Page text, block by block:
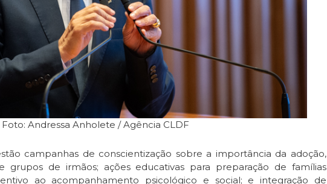
Foto: Andressa Anholete / Agência CLDF
campanhas de conscientização sobre a importância da adoção,
grupos de irmãos; ações educativas para preparação de famílias
ao acompanhamento psicológico e social; e integração de